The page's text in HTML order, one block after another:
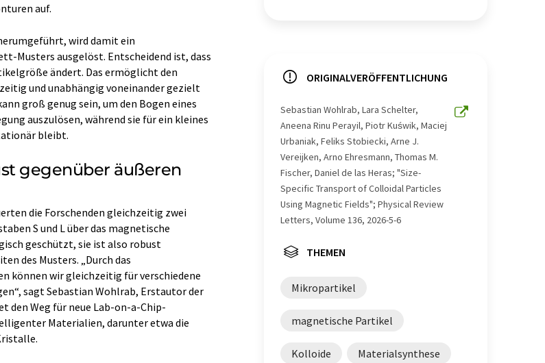
auf.
wird damit ein
Musters ausgelöst. Entscheidend ist, dass
ändert. Das ermöglicht den
und unabhängig voneinander gezielt
groß genug sein, um den Bogen eines
auszulösen, während sie für ein kleines
bleibt.
gegenüber äußeren
die Forschenden gleichzeitig zwei
S und L über das magnetische
geschützt, sie ist also robust
des Musters. „Durch das
können wir gleichzeitig für verschiedene
sagt Sebastian Wohlrab, Erstautor der
den Weg für neue Lab-on-a-Chip-
Materialien, darunter etwa die
ORIGINALVERÖFFENTLICHUNG
Sebastian Wohlrab, Lara Schelter,
Aneena Rinu Perayil, Piotr Kuświk, Maciej
Urbaniak, Feliks Stobiecki, Arne J.
Vereijken, Arno Ehresmann, Thomas M.
Fischer, Daniel de las Heras; "Size-
Specific Transport of Colloidal Particles
Using Magnetic Fields"; Physical Review
Letters, Volume 136, 2026-5-6
THEMEN
Mikropartikel
magnetische Partikel
Kolloide Materialsynthese